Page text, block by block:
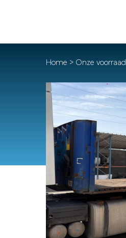
Home > Onze voorraad